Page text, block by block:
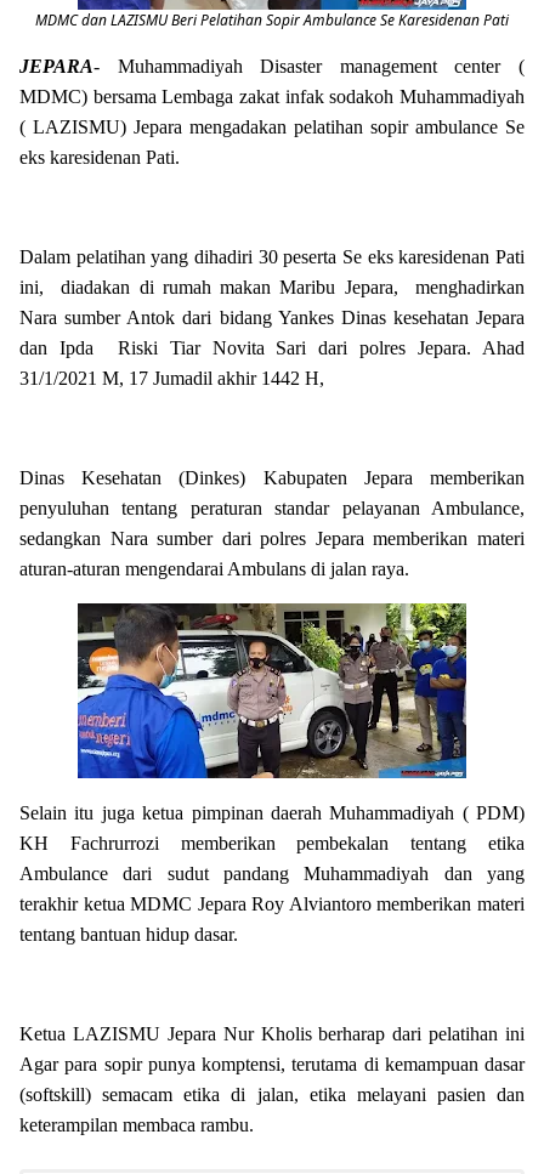
MDMC dan LAZISMU Beri Pelatihan Sopir Ambulance Se Karesidenan Pati
JEPARA- Muhammadiyah Disaster management center (
MDMC) bersama Lembaga zakat infak sodakoh Muhammadiyah
( LAZISMU) Jepara mengadakan pelatihan sopir ambulance Se
eks karesidenan Pati.
Dalam pelatihan yang dihadiri 30 peserta Se eks karesidenan Pati
ini, diadakan di rumah makan Maribu Jepara, menghadirkan
Nara sumber Antok dari bidang Yankes Dinas kesehatan Jepara
dan Ipda Riski Tiar Novita Sari dari polres Jepara. Ahad
31/1/2021 M, 17 Jumadil akhir 1442 H,
Dinas Kesehatan (Dinkes) Kabupaten Jepara memberikan
penyuluhan tentang peraturan standar pelayanan Ambulance,
sedangkan Nara sumber dari polres Jepara memberikan materi
aturan-aturan mengendarai Ambulans di jalan raya.
Selain itu juga ketua pimpinan daerah Muhammadiyah ( PDM)
KH Fachrurrozi memberikan pembekalan tentang etika
Ambulance dari sudut pandang Muhammadiyah dan yang
terakhir ketua MDMC Jepara Roy Alviantoro memberikan materi
tentang bantuan hidup dasar.
Ketua LAZISMU Jepara Nur Kholis berharap dari pelatihan ini
Agar para sopir punya komptensi, terutama di kemampuan dasar
(softskill) semacam etika di jalan, etika melayani pasien dan
keterampilan membaca rambu.